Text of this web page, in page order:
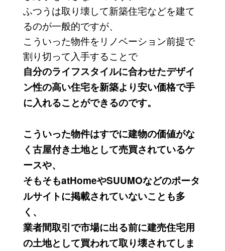
ふつうは取り壊して新築住宅などを建て
るのが一般的ですが、
こういった物件をリノベーション前提で
割り切って入手することで
自分のライフスタイルに合わせたデザイ
ン性の高い住宅を新築より安い価格で手
に入れることができるのです。
こういった物件はすでに建物の価値がな
く古屋付き土地として売買されているケ
ースや、
そもそもatHomeやSUUMOなどのポータ
ルサイトに掲載されていないことも多
く、
業者間取引で市場に出る前に建売住宅用
の土地として買われて取り壊されてしま